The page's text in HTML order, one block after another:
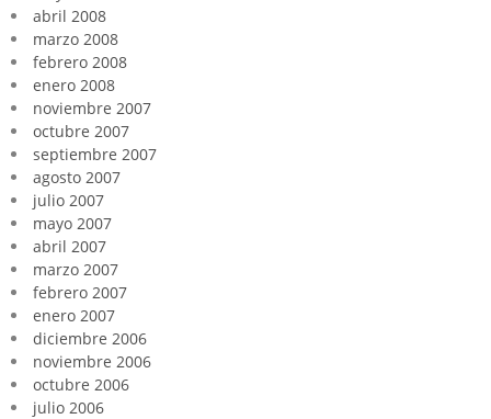
abril 2008
marzo 2008
febrero 2008
enero 2008
noviembre 2007
octubre 2007
septiembre 2007
agosto 2007
julio 2007
mayo 2007
abril 2007
marzo 2007
febrero 2007
enero 2007
diciembre 2006
noviembre 2006
octubre 2006
julio 2006